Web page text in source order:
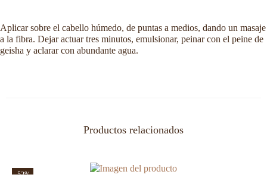
Aplicar sobre el cabello húmedo, de puntas a medios, dando un masaje
a la fibra. Dejar actuar tres minutos, emulsionar, peinar con el peine de
geisha y aclarar con abundante agua.
Productos relacionados
-52%